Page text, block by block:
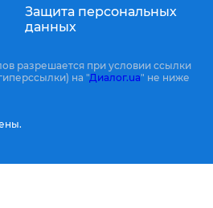
Защита персональных
данных
разрешается при условии ссылки
на "Диалог.ua" не ниже